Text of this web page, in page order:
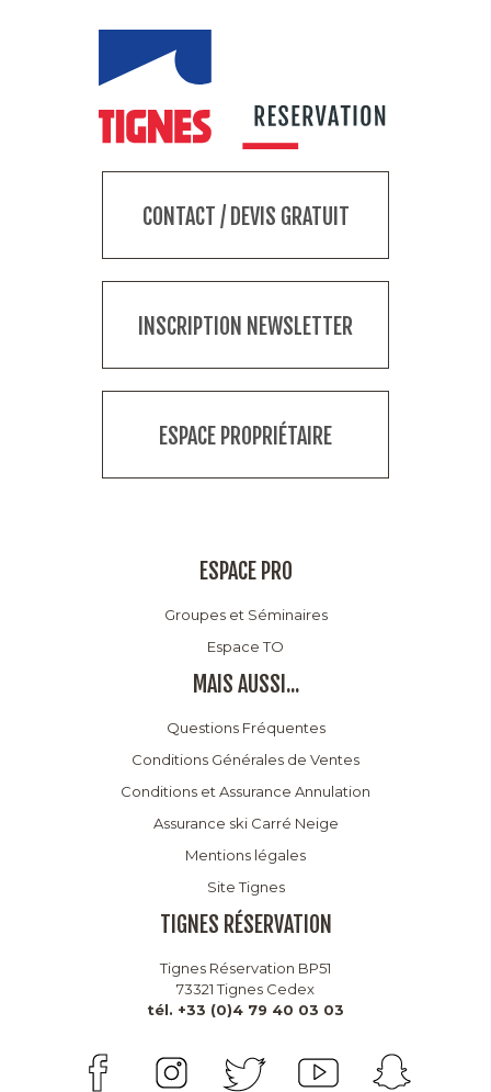
CONTACT / DEVIS GRATUIT
INSCRIPTION NEWSLETTER
ESPACE PROPRIÉTAIRE
ESPACE PRO
Groupes et Séminaires
Espace TO
MAIS AUSSI...
Questions Fréquentes
Conditions Générales de Ventes
Conditions et Assurance Annulation
Assurance ski Carré Neige
Mentions légales
Site Tignes
TIGNES RÉSERVATION
Tignes Réservation BP51
73321 Tignes Cedex
tél. +33 (0)4 79 40 03 03